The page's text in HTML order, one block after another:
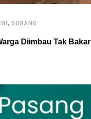
, SUBANG
Diimbau Tak Bakar